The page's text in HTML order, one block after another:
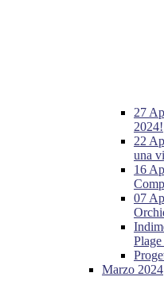
27
2024!
22
una
16
07
Marzo 2024